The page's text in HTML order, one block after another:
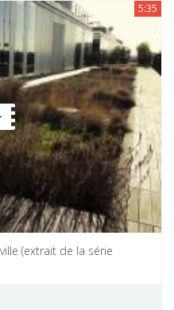
5:35
(extrait de la série